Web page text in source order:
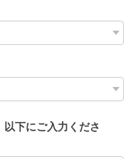
下にご入力くださ